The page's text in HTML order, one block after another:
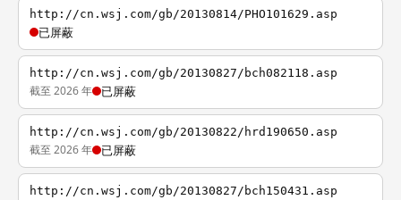
http://cn.wsj.com/gb/20130814/PHO101629.asp
已屏蔽
http://cn.wsj.com/gb/20130827/bch082118.asp
截至 2026 年 已屏蔽
http://cn.wsj.com/gb/20130822/hrd190650.asp
截至 2026 年 已屏蔽
http://cn.wsj.com/gb/20130827/bch150431.asp